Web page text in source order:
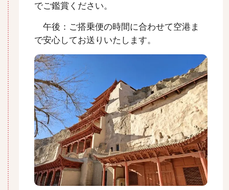
でご鑑賞ください。
午後：ご搭乗便の時間に合わせて空港ま
で安心してお送りいたします。